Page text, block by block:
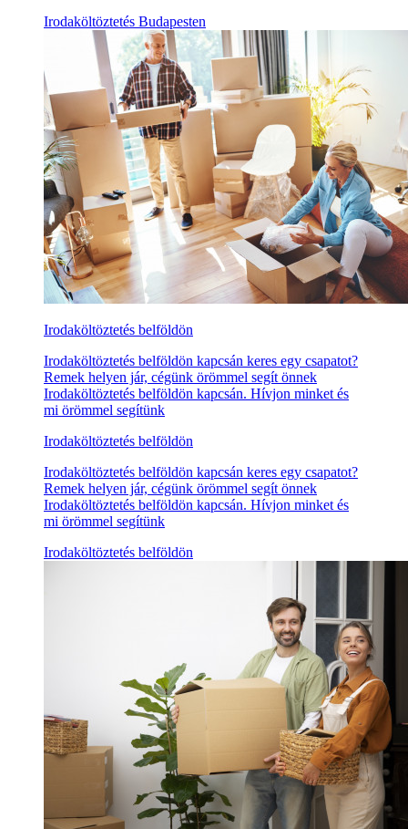
Irodaköltöztetés Budapesten
Irodaköltöztetés belföldön
Irodaköltöztetés belföldön kapcsán keres egy csapatot?
Remek helyen jár, cégünk örömmel segít önnek
Irodaköltöztetés belföldön kapcsán. Hívjon minket és
mi örömmel segítünk
Irodaköltöztetés belföldön
Irodaköltöztetés belföldön kapcsán keres egy csapatot?
Remek helyen jár, cégünk örömmel segít önnek
Irodaköltöztetés belföldön kapcsán. Hívjon minket és
mi örömmel segítünk
Irodaköltöztetés belföldön